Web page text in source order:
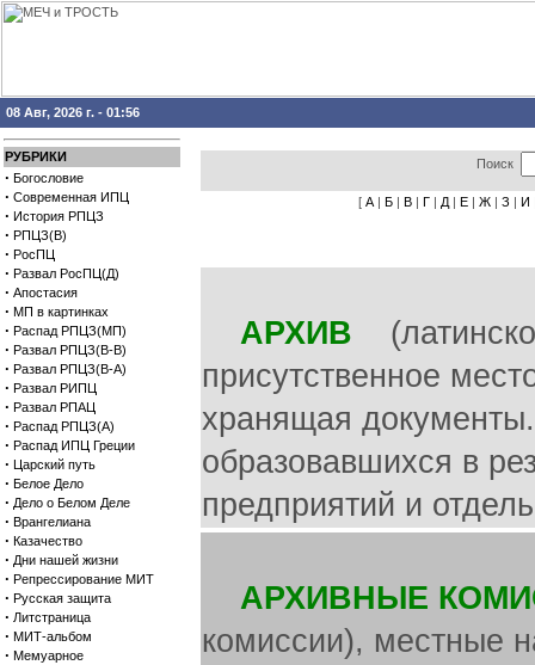
08 Авг, 2026 г. - 01:56
РУБРИКИ
· Богословие
· Современная ИПЦ
· История РПЦЗ
· РПЦЗ(В)
· РосПЦ
· Развал РосПЦ(Д)
· Апостасия
· МП в картинках
· Распад РПЦЗ(МП)
· Развал РПЦЗ(В-В)
· Развал РПЦЗ(В-А)
· Развал РИПЦ
· Развал РПАЦ
· Распад РПЦЗ(А)
· Распад ИПЦ Греции
· Царский путь
· Белое Дело
· Дело о Белом Деле
· Врангелиана
· Казачество
· Дни нашей жизни
· Репрессирование МИТ
· Русская защита
· Литстраница
· МИТ-альбом
· Мемуарное
Поиск
[ А | Б | В | Г | Д | Е | Ж | З | И
АРХИВ
присутственное
хранящая
образовавшихся в
предприятий и
АРХИВНЫЕ
комиссии), местные